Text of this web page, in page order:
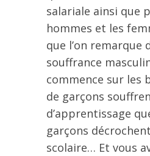
salariale ainsi que
hommes et les
que l’on remarque
souffrance
commence sur les
de garçons
d’apprentissage
garçons
scolaire… Et vous